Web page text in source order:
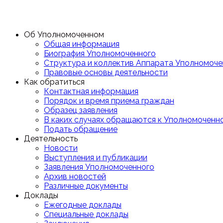
Об Уполномоченном
Общая информация
Биография Уполномоченного
Структура и коллектив Аппарата
Правовые основы деятельности
Как обратиться
Контактная информация
Порядок и время приема граждан
Образец заявления
В каких случаях обращаются к
Подать обращение
Деятельность
Новости
Выступления и публикации
Заявления Уполномоченного
Архив новостей
Различные документы
Доклады
Ежегодные доклады
Специальные доклады